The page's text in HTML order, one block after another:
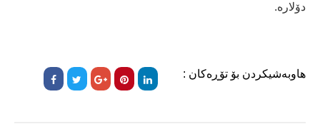
دۆلارە.
هاوبەشیکردن بۆ تۆڕەکان :